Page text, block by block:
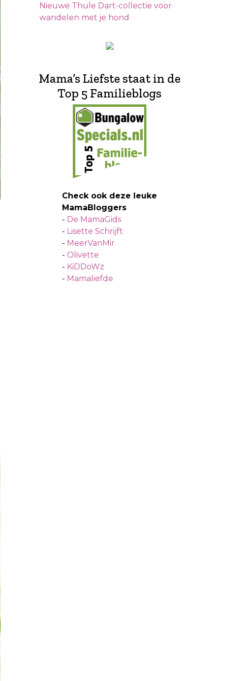
Nieuwe Thule Dart-collectie voor
wandelen met je hond
Mama’s Liefste staat in de
Top 5 Familieblogs
Check ook deze leuke
MamaBloggers
- De MamaGids
- Lisette Schrijft
- MeerVanMir
- Olivette
- KiDDoWz
- Mamaliefde